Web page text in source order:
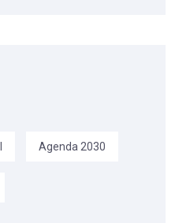
Agenda 2030